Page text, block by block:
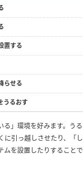
置する
らせる
うるおす
る」環境を好みます。う
に引っ越しさせたり、「
ムを設置したりすること